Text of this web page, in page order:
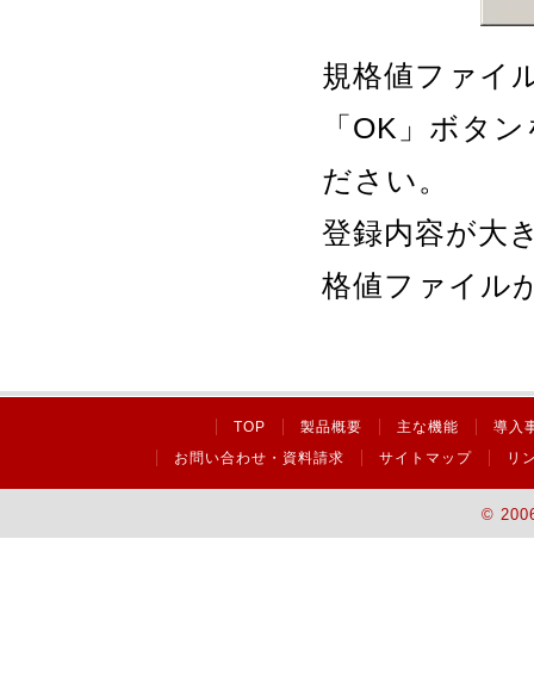
規格値ファイ
「OK」ボタ
ださい。
登録内容が大
格値ファイル
TOP 製品概要 主な機能
導入
お問い合わせ・資料請求
サイトマップ リ
©